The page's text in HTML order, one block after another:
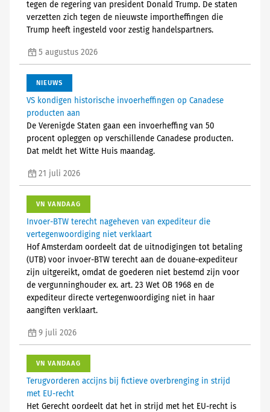
tegen de regering van president Donald Trump. De staten
verzetten zich tegen de nieuwste importheffingen die
Trump heeft ingesteld voor zestig handelspartners.
5 augustus 2026
NIEUWS
VS kondigen historische invoerheffingen op Canadese
producten aan
De Verenigde Staten gaan een invoerheffing van 50
procent opleggen op verschillende Canadese producten.
Dat meldt het Witte Huis maandag.
21 juli 2026
VN VANDAAG
Invoer-BTW terecht nageheven van expediteur die
vertegenwoordiging niet verklaart
Hof Amsterdam oordeelt dat de uitnodigingen tot betaling
(UTB) voor invoer-BTW terecht aan de douane-expediteur
zijn uitgereikt, omdat de goederen niet bestemd zijn voor
de vergunninghouder ex. art. 23 Wet OB 1968 en de
expediteur directe vertegenwoordiging niet in haar
aangiften verklaart.
9 juli 2026
VN VANDAAG
Terugvorderen accijns bij fictieve overbrenging in strijd
met EU-recht
Het Gerecht oordeelt dat het in strijd met het EU-recht is